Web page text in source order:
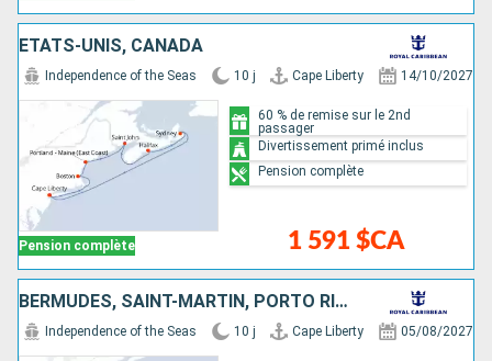
ÉTATS-UNIS, CANADA
Pension complète
Independence of the Seas 10 j Cape Liberty 14/10/2027
1 591 $CA
60 % de remise sur le 2nd
passager
Divertissement primé inclus
Pension complète
BERMUDES, SAINT-MARTIN, PORTO RICO, HAÏTI, ÉTATS-UNIS
Independence of the Seas 10 j Cape Liberty 05/08/2027